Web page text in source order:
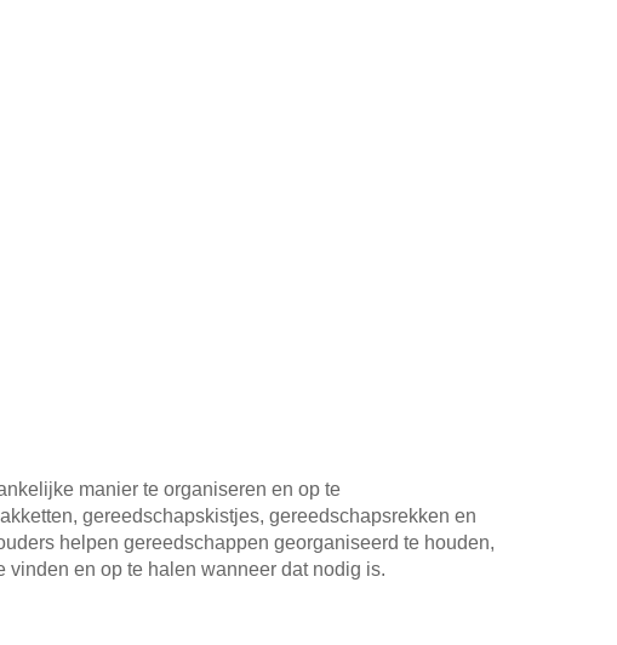
manier te organiseren en op te
gereedschapskistjes, gereedschapsrekken en
helpen gereedschappen georganiseerd te houden,
en op te halen wanneer dat nodig is.